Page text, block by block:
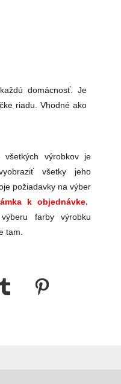
domácnosť. Je
riadu. Vhodné ako
výrobkov je
všetky jeho
požiadavky na výber
k objednávke.
farby výrobku
tam.